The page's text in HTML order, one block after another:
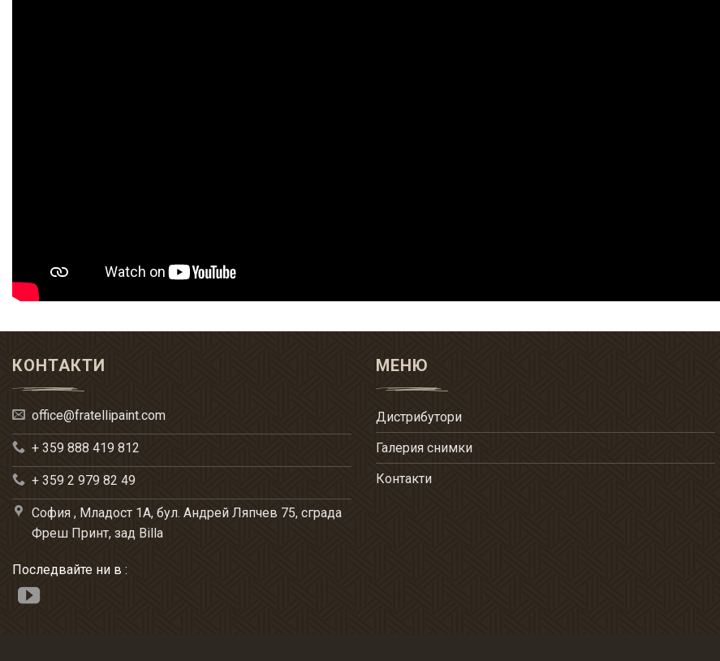
КОНТАКТИ
office@fratellipaint.com
+ 359 888 419 812
+ 359 2 979 82 49
София , Младост 1А, бул. Андрей Ляпчев 75, сграда
Фреш Принт, зад Billa
Последвайте ни в :
МЕНЮ
Дистрибутори
Галерия снимки
Контакти